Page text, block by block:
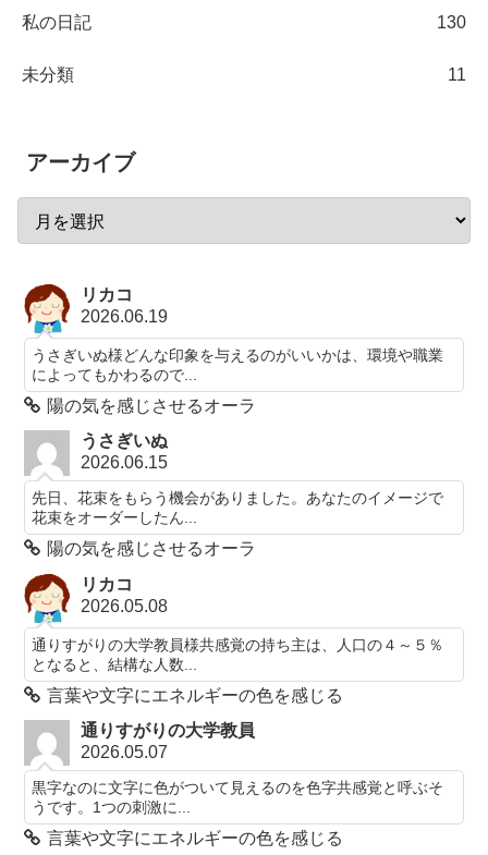
私の日記 130
未分類 11
アーカイブ
リカコ
2026.06.19
うさぎいぬ様どんな印象を与えるのがいいかは、環境や職業
によってもかわるので...
陽の気を感じさせるオーラ
うさぎいぬ
2026.06.15
先日、花束をもらう機会がありました。あなたのイメージで
花束をオーダーしたん...
陽の気を感じさせるオーラ
リカコ
2026.05.08
通りすがりの大学教員様共感覚の持ち主は、人口の４～５％
となると、結構な人数...
言葉や文字にエネルギーの色を感じる
通りすがりの大学教員
2026.05.07
黒字なのに文字に色がついて見えるのを色字共感覚と呼ぶそ
うです。1つの刺激に...
言葉や文字にエネルギーの色を感じる